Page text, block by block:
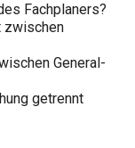
Fachplaners?
zwischen
General-
getrennt